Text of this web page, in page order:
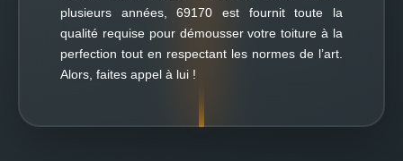
plusieurs années, 69170 est fournit toute la
qualité requise pour démousser votre toiture à la
perfection tout en respectant les normes de l’art.
Alors, faites appel à lui !